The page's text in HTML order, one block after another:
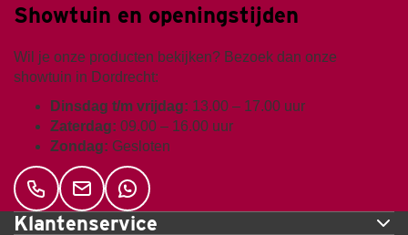
Showtuin en openingstijden
Wil je onze producten bekijken? Bezoek dan onze
showtuin in Dordrecht:
Dinsdag t/m vrijdag: 13.00 – 17.00 uur
Zaterdag: 09.00 – 16.00 uur
Zondag: Gesloten
Klantenservice